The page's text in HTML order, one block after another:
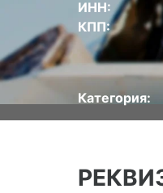
ИНН:
КПП:
Категория: